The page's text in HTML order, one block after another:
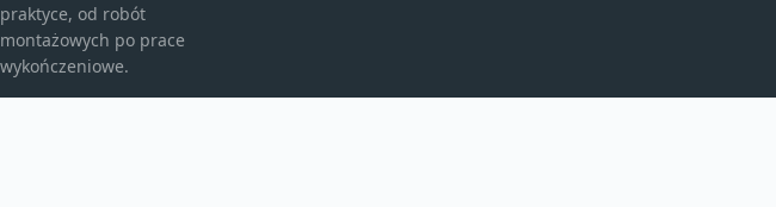
praktyce, od robót
montażowych po prace
wykończeniowe.